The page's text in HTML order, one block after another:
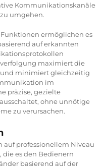
Kommunikationskanäle
umgehen.
ermöglichen es
auf erkannten
maximiert die
minimiert gleichzeitig
im
präzise, gezielte
ohne unnötige
zu verursachen.
auf professionellem Niveau
es den Bedienern
basierend auf der